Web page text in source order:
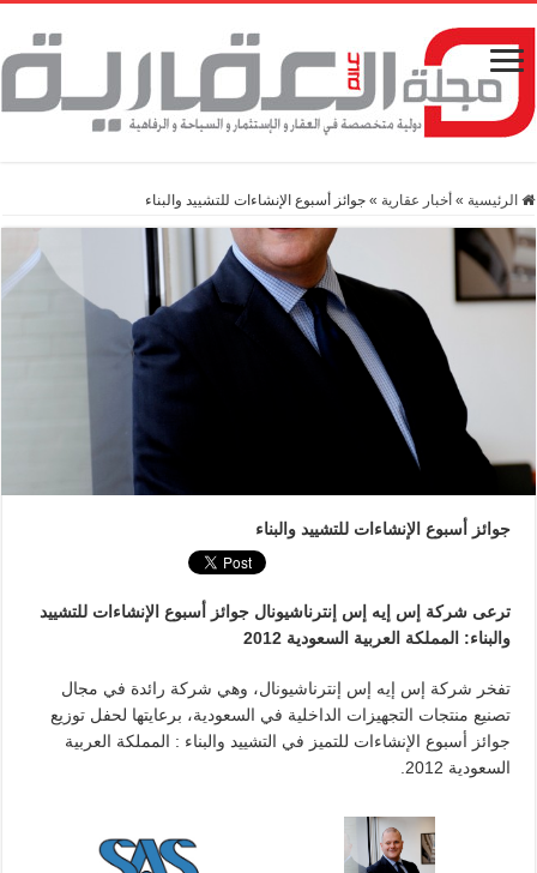
الرئيسية » أخبار عقارية » جوائز أسبوع الإنشاءات للتشييد والبناء
جوائز أسبوع الإنشاءات للتشييد والبناء
ترعى شركة إس إيه إس إنترناشيونال جوائز أسبوع الإنشاءات للتشييد
والبناء: المملكة العربية السعودية 2012
تفخر شركة إس إيه إس إنترناشيونال، وهي شركة رائدة في مجال
تصنيع منتجات التجهيزات الداخلية في السعودية، برعايتها لحفل توزيع
جوائز أسبوع الإنشاءات للتميز في التشييد والبناء : المملكة العربية
السعودية 2012.